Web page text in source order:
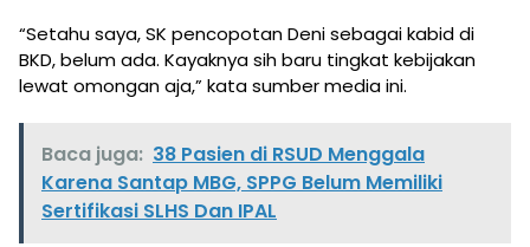
“Setahu saya, SK pencopotan Deni sebagai kabid di
BKD, belum ada. Kayaknya sih baru tingkat kebijakan
lewat omongan aja,” kata sumber media ini.
Baca juga: 38 Pasien di RSUD Menggala
Karena Santap MBG, SPPG Belum Memiliki
Sertifikasi SLHS Dan IPAL